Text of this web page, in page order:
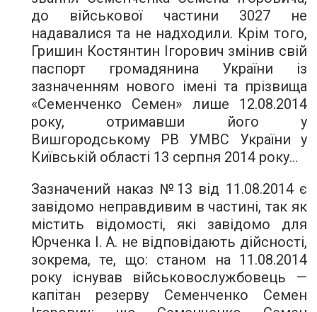
до військової частини 3027 не
надавалися та не надходили. Крім того,
Гришин Костянтин Ігорович змінив свій
паспорт громадянина України із
зазначенням нового імені та прізвища
«Семенченко Семен» лише 12.08.2014
року, отримавши його у
Вишгородському РВ УМВС України у
Київській області 13 серпня 2014 року…
Зазначений наказ №13 від 11.08.2014 є
завідомо неправдивим в частині, так як
містить відомості, які завідомо для
Юрченка І. А. не відповідають дійсності,
зокрема, те, що: станом на 11.08.2014
року існував військовослужбовець —
капітан резерву Семенченко Семен